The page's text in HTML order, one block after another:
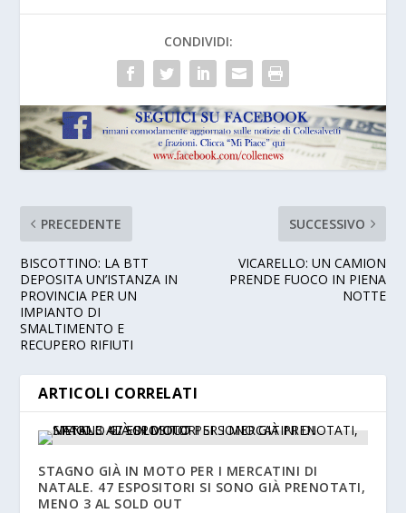
CONDIVIDI:
PRECEDENTE
BISCOTTINO: LA BTT
DEPOSITA UN’ISTANZA IN
PROVINCIA PER UN
IMPIANTO DI
SMALTIMENTO E
RECUPERO RIFIUTI
SUCCESSIVO
VICARELLO: UN CAMION
PRENDE FUOCO IN PIENA
NOTTE
ARTICOLI CORRELATI
STAGNO GIÀ IN MOTO PER I MERCATINI DI
NATALE. 47 ESPOSITORI SI SONO GIÀ PRENOTATI,
MENO 3 AL SOLD OUT